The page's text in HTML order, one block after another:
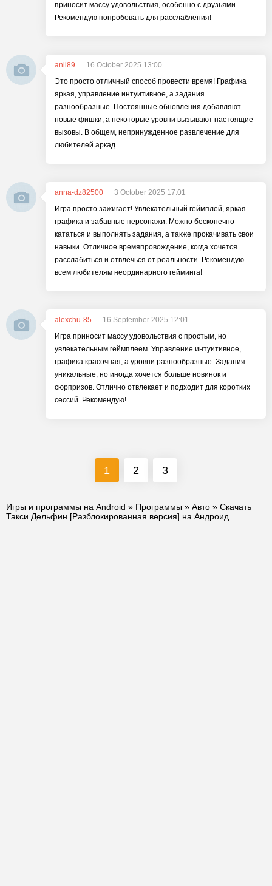
приносит массу удовольствия, особенно с друзьями.
Рекомендую попробовать для расслабления!
anli89
16 October 2025 13:00
Это просто отличный способ провести время! Графика
яркая, управление интуитивное, а задания
разнообразные. Постоянные обновления добавляют
новые фишки, а некоторые уровни вызывают настоящие
вызовы. В общем, непринужденное развлечение для
любителей аркад.
anna-dz82500
3 October 2025 17:01
Игра просто зажигает! Увлекательный геймплей, яркая
графика и забавные персонажи. Можно бесконечно
кататься и выполнять задания, а также прокачивать свои
навыки. Отличное времяпровождение, когда хочется
расслабиться и отвлечься от реальности. Рекомендую
всем любителям неординарного гейминга!
alexchu-85
16 September 2025 12:01
Игра приносит массу удовольствия с простым, но
увлекательным геймплеем. Управление интуитивное,
графика красочная, а уровни разнообразные. Задания
уникальные, но иногда хочется больше новинок и
сюрпризов. Отлично отвлекает и подходит для коротких
сессий. Рекомендую!
1 2 3
Игры и программы на Android » Программы » Авто » Скачать
Такси Дельфин [Разблокированная версия] на Андроид